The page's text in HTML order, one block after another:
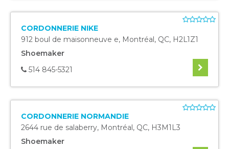
CORDONNERIE NIKE
912 boul de maisonneuve e, Montréal, QC, H2L1Z1
Shoemaker
514 845-5321
CORDONNERIE NORMANDIE
2644 rue de salaberry, Montréal, QC, H3M1L3
Shoemaker